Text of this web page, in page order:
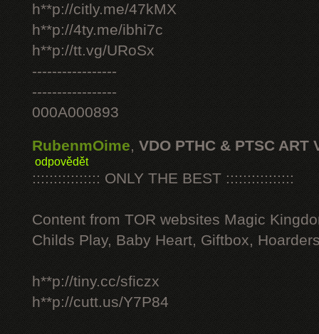
h**p://citly.me/47kMX
h**p://4ty.me/ibhi7c
h**p://tt.vg/URoSx
-----------------
-----------------
000A000893
RubenmOime, VDO PTHC & PTSC ART
odpovědět
:::::::::::::::: ONLY THE BEST ::::::::::::::::
Content from TOR websites Magic
Childs Play, Baby Heart, Giftbox,
h**p://tiny.cc/sficzx
h**p://cutt.us/Y7P84